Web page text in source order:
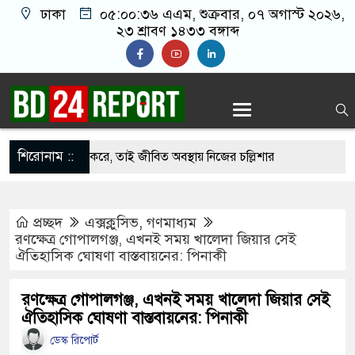
ঢাকা ০৫:০০:৩৭ এএম, শুক্রবার, ০৭ অগাস্ট ২০২৬,
২৩ শ্রাবণ ১৪৩৩ বঙ্গাব্দ
শিরোনাম ::
সন্তানেরা না করে, তাই জীবিত অবস্থায় নিজের চল্লিশার
খামেনির সঙ্গে বৈঠক, আসল মানুষ কিনা প্রশ্ন
দেখিয়ে স্কুল শিক্ষার্থীদের মিছিলে নিলেন যুবলীগ নেতা
ওমরাহ উপহার, আবেগে ভাসল বিদায়ের মুহূর্ত
প্রচ্ছদ এক্সক্লুসিভ, গণমাধ্যম
রণক্ষেত্র গোপালগঞ্জ, এখনই সময় খালেদা জিয়ার সেই
ঐতিহাসিক ঘোষণা বাস্তবায়নের: পিনাকী
রণক্ষেত্র গোপালগঞ্জ, এখনই সময় খালেদা জিয়ার সেই
ঐতিহাসিক ঘোষণা বাস্তবায়নের: পিনাকী
ডেস্ক রিপোর্ট